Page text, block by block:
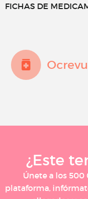
FICHAS DE
¿Este
Únete a los
plataforma,